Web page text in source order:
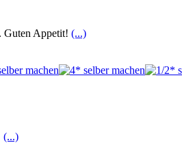
Guten Appetit! (...)
(...)